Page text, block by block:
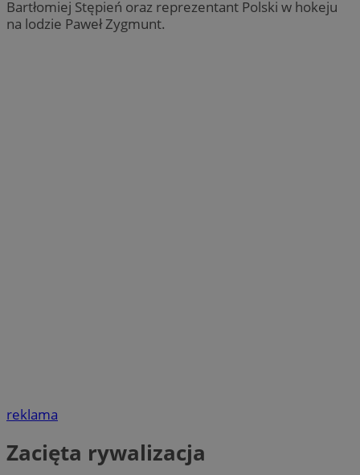
Bartłomiej Stępień oraz reprezentant Polski w hokeju
na lodzie Paweł Zygmunt.
reklama
Zacięta rywalizacja